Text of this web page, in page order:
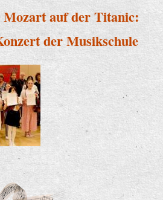
auf der Titanic:
der Musikschule
und Mozart auf der Titanic:
Konzert der Musikschule